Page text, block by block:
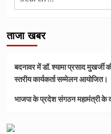
ताजा खबर
बदनावर में डॉ. श्यामा प्रसाद मुखर्जी
स्तरीय कार्यकर्ता सम्मेलन आयोजित।
भाजपा के प्रदेश संगठन महामंत्री के